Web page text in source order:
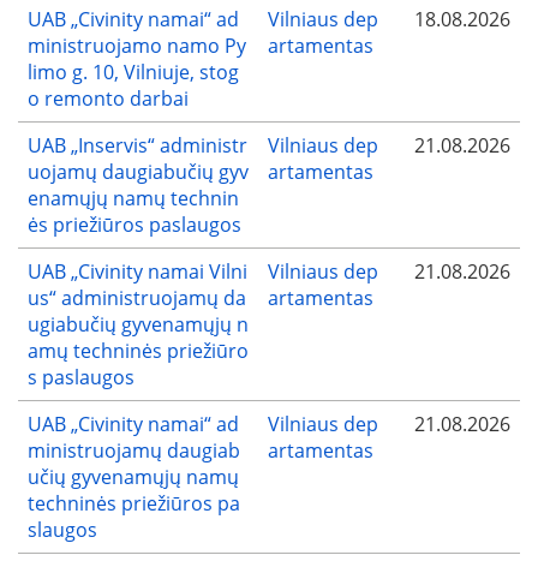
UAB „Civinity namai“ ad
ministruojamo namo Py
limo g. 10, Vilniuje, stog
o remonto darbai
Vilniaus dep
artamentas
18.08.2026
UAB „Inservis“ administr
uojamų daugiabučių gyv
enamųjų namų technin
ės priežiūros paslaugos
Vilniaus dep
artamentas
21.08.2026
UAB „Civinity namai Vilni
us“ administruojamų da
ugiabučių gyvenamųjų n
amų techninės priežiūro
s paslaugos
Vilniaus dep
artamentas
21.08.2026
UAB „Civinity namai“ ad
ministruojamų daugiab
učių gyvenamųjų namų
techninės priežiūros pa
slaugos
Vilniaus dep
artamentas
21.08.2026